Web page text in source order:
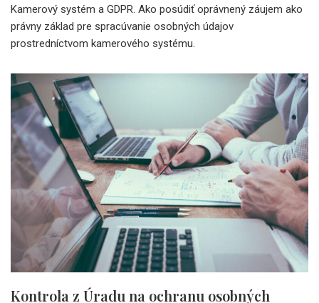
Kamerový systém a GDPR. Ako posúdiť oprávnený záujem ako
právny základ pre spracúvanie osobných údajov
prostredníctvom kamerového systému.
Kontrola z Úradu na ochranu osobných